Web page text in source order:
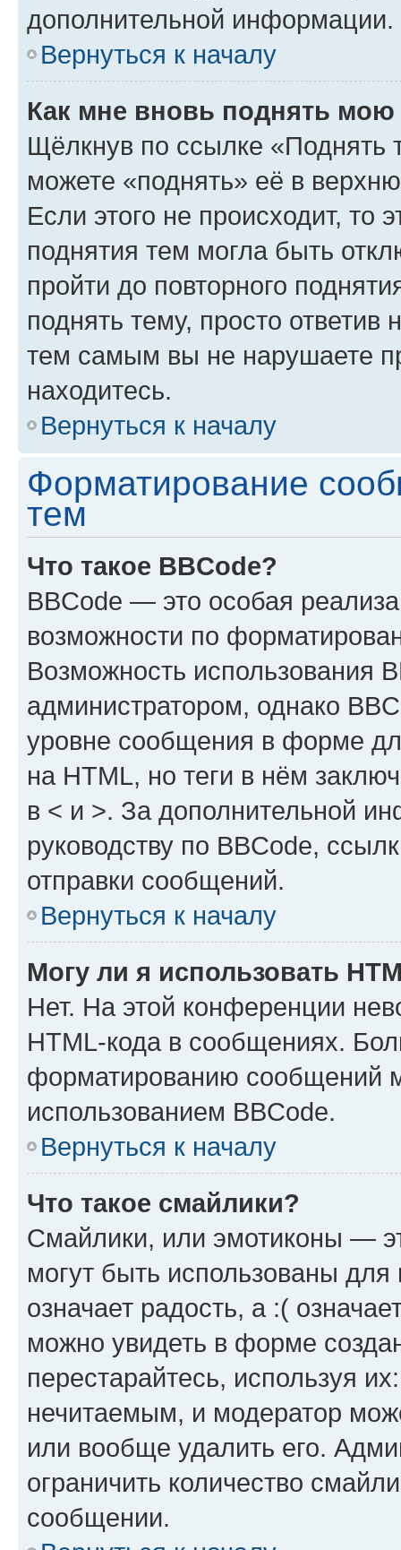
дополнительной информации.
Вернуться к началу
Как мне вновь поднять мою
Щёлкнув по ссылке «Поднять
можете «поднять» её в
Если этого не происходит, то
поднятия тем могла быть
пройти до повторного
поднять тему, просто ответив
тем самым вы не нарушаете
находитесь.
Вернуться к началу
Форматирование
тем
Что такое BBCode?
BBCode — это особая
возможности по
Возможность использования
администратором, однако
уровне сообщения в форме
на HTML, но теги в нём
в < и >. За дополнительной
руководству по BBCode,
отправки сообщений.
Вернуться к началу
Могу ли я использовать
Нет. На этой конференции
HTML-кода в сообщениях.
форматированию сообщений
использованием BBCode.
Вернуться к началу
Что такое смайлики?
Смайлики, или эмотиконы —
могут быть использованы
означает радость, а :(
можно увидеть в форме
перестарайтесь, используя
нечитаемым, и модератор
или вообще удалить его.
ограничить количество
сообщении.